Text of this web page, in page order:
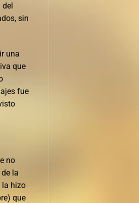
del
sin
una
que
fue
no
la
la hizo
que